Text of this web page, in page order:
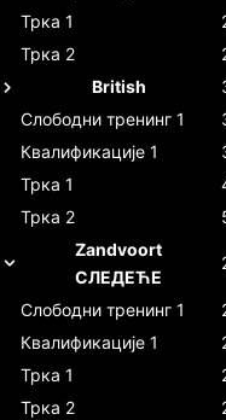
Трка 1
Трка 2
British
Слободни тренинг 1
Квалификације 1
Трка 1
Трка 2
Zandvoort
СЛЕДЕЋЕ
Слободни тренинг 1
Квалификације 1
Трка 1
Трка 2